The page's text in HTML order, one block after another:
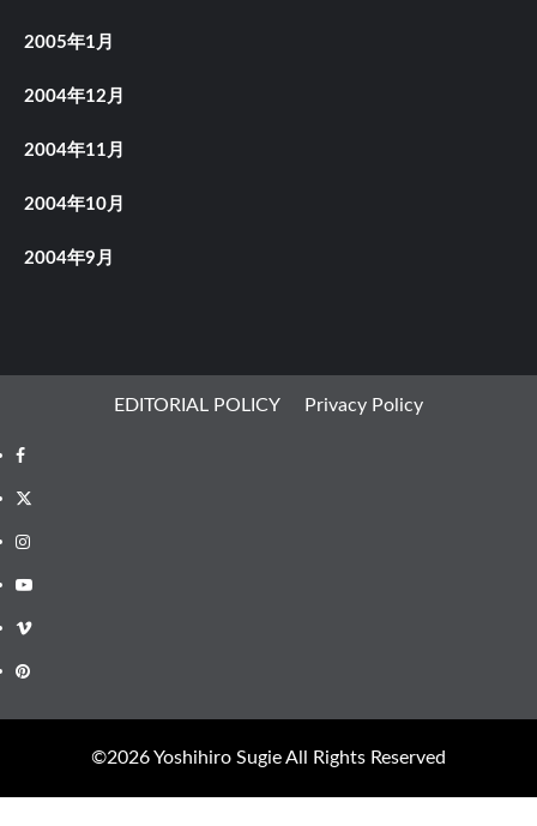
2005年1月
2004年12月
2004年11月
2004年10月
2004年9月
EDITORIAL POLICY Privacy Policy
Facebook
X
Instagram
Youtube
Vimeo
Pinterest
©︎2026 Yoshihiro Sugie All Rights Reserved